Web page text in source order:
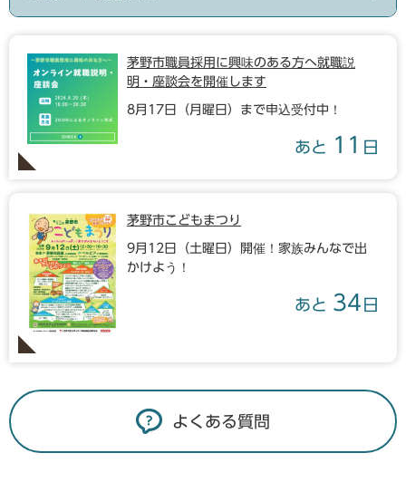
茅野市職員採用に興味のある方へ就職説
明・座談会を開催します
8月17日（月曜日）まで申込受付中！
あと 11 日
茅野市こどもまつり
9月12日（土曜日）開催！家族みんなで出
かけよう！
あと 34 日
よくある質問